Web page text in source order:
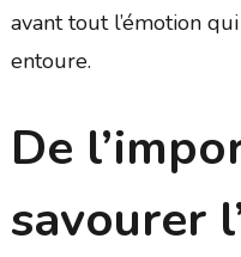
avant tout l’émotion
entoure.
De
savourer